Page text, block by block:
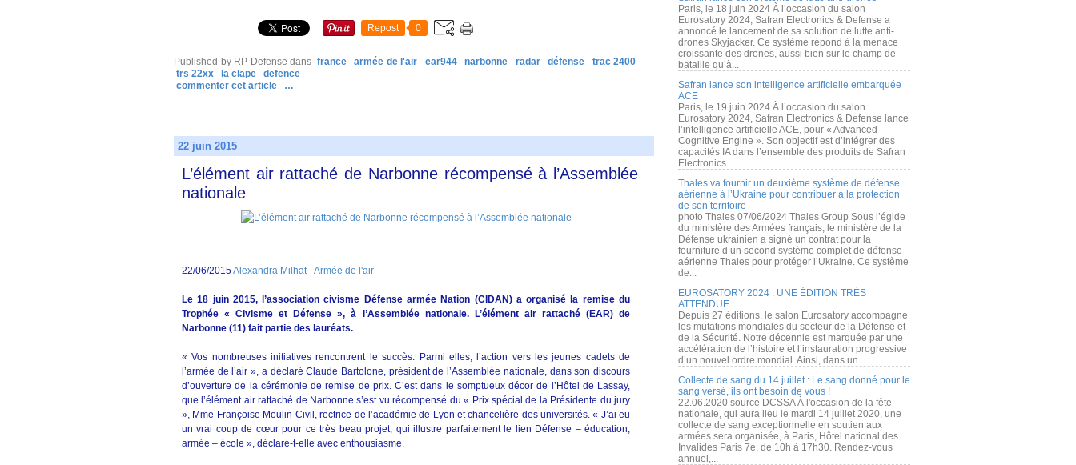
Repost 0
Published by RP Defense dans france armée de l'air ear944 narbonne radar défense
trac 2400
trs 22xx
la clape
defence
commenter cet article
…
22 juin 2015
L’élément air rattaché de Narbonne récompensé à l’Assemblée
nationale
22/06/2015Alexandra Milhat - Armée de l'air
Le 18 juin 2015, l’association civisme Défense armée Nation (CIDAN) a organisé la remise du
Trophée « Civisme et Défense », à l’Assemblée nationale. L’élément air rattaché (EAR) de
Narbonne (11) fait partie des lauréats.
« Vos nombreuses initiatives rencontrent le succès. Parmi elles, l’action vers les jeunes cadets de
l’armée de l’air », a déclaré Claude Bartolone, président de l’Assemblée nationale, dans son discours
d’ouverture de la cérémonie de remise de prix. C’est dans le somptueux décor de l’Hôtel de Lassay,
que l’élément air rattaché de Narbonne s’est vu récompensé du « Prix spécial de la Présidente du jury
», Mme Françoise Moulin-Civil, rectrice de l’académie de Lyon et chancelière des universités. « J’ai eu
un vrai coup de cœur pour ce très beau projet, qui illustre parfaitement le lien Défense – éducation,
armée – école », déclare-t-elle avec enthousiasme.
Paris, le 18 juin 2024 À l’occasion du salon
Eurosatory 2024, Safran Electronics & Defense a
annoncé le lancement de sa solution de lutte anti-
drones Skyjacker. Ce système répond à la menace
croissante des drones, aussi bien sur le champ de
bataille qu’à...
Safran lance son intelligence artificielle embarquée
ACE
Paris, le 19 juin 2024 À l’occasion du salon
Eurosatory 2024, Safran Electronics & Defense lance
l’intelligence artificielle ACE, pour « Advanced
Cognitive Engine ». Son objectif est d’intégrer des
capacités IA dans l’ensemble des produits de Safran
Electronics...
Thales va fournir un deuxième système de défense
aérienne à l’Ukraine pour contribuer à la protection
de son territoire
photo Thales 07/06/2024 Thales Group Sous l’égide
du ministère des Armées français, le ministère de la
Défense ukrainien a signé un contrat pour la
fourniture d’un second système complet de défense
aérienne Thales pour protéger l’Ukraine. Ce système
de...
EUROSATORY 2024 : UNE ÉDITION TRÈS
ATTENDUE
Depuis 27 éditions, le salon Eurosatory accompagne
les mutations mondiales du secteur de la Défense et
de la Sécurité. Notre décennie est marquée par une
accélération de l’histoire et l’instauration progressive
d’un nouvel ordre mondial. Ainsi, dans un...
Collecte de sang du 14 juillet : Le sang donné pour le
sang versé, ils ont besoin de vous !
22.06.2020 source DCSSA À l'occasion de la fête
nationale, qui aura lieu le mardi 14 juillet 2020, une
collecte de sang exceptionnelle en soutien aux
armées sera organisée, à Paris, Hôtel national des
Invalides Paris 7e, de 10h à 17h30. Rendez-vous
annuel,...